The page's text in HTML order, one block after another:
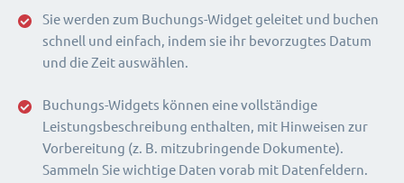
Sie werden zum Buchungs-Widget geleitet und buchen
schnell und einfach, indem sie ihr bevorzugtes Datum
und die Zeit auswählen.
Buchungs-Widgets können eine vollständige
Leistungsbeschreibung enthalten, mit Hinweisen zur
Vorbereitung (z. B. mitzubringende Dokumente).
Sammeln Sie wichtige Daten vorab mit Datenfeldern.